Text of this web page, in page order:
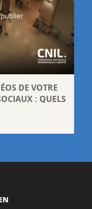
DE VOTRE
: QUELS